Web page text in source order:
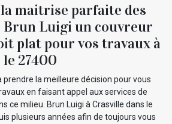
maitrise parfaite des
Brun Luigi un couvreur
plat pour vos travaux à
27400
prendre la meilleure décision pour vous
en faisant appel aux services de
ce milieu. Brun Luigi à Crasville dans le
plusieurs années afin de toujours vous